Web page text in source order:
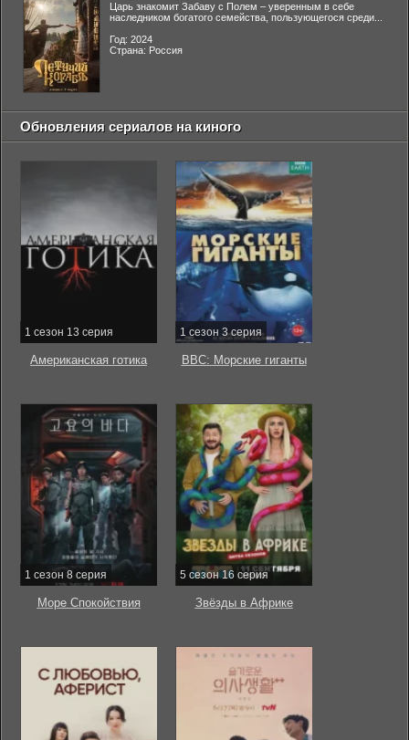
Царь знакомит Забаву с Полем – уверенным в себе
наследником богатого семейства, пользующегося среди...
Год: 2024
Страна: Россия
Обновления сериалов на киного
1 сезон 13 серия
Американская готика
1 сезон 3 серия
BBC: Морские гиганты
1 сезон 8 серия
Море Спокойствия
5 сезон 16 серия
Звёзды в Африке